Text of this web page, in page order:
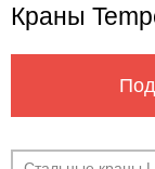
Краны
ул.
Калужская,
info@example.com